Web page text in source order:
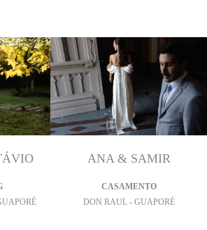
ANA & SAMIR
CASAMENTO
DON RAUL - GUAPORÉ